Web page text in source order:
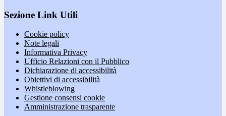
Sezione Link Utili
Cookie policy
Note legali
Informativa Privacy
Ufficio Relazioni con il Pubblico
Dichiarazione di accessibilità
Obiettivi di accessibilità
Whistleblowing
Gestione consensi cookie
Amministrazione trasparente